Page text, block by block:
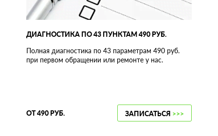
ДИАГНОСТИКА ПО 43 ПУНКТАМ 490 РУБ.
Полная диагностика по 43 параметрам 490 руб.
при первом обращении или ремонте у нас.
ОТ 490 РУБ. ЗАПИСАТЬСЯ >>>